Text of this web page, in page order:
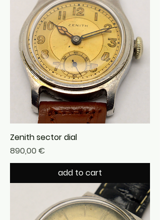
Zenith sector dial
Precio
890,00 €
add to cart